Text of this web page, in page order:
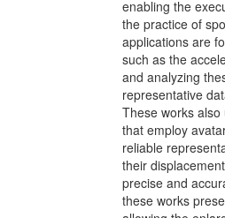
enabling the
the practice of
applications are
such as the
and analyzing
representative
These works
that employ
reliable
their
precise and
these works